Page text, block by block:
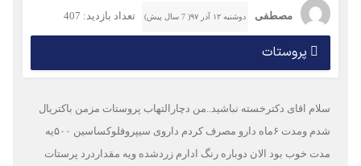
مصطفی دوشنبه ۱۲ آذر ۹۷( 7 سال پیش) تعداد بازدید: 407
پروستات
سلام اقای دکترخسته نباشید..من دچارالتهاب پروستات مزمن باکتریال
شدم ومدت ۶ماه دارو مصرف کردم داروی سیپروفلوکساسین ۵۰۰یه
مدت خوب بود الان دوباره رنگ ادارم زردشده ویه مقداردرد پرستات